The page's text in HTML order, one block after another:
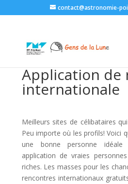
contact@astronomie-
Application de
internationale
Meilleurs sites de célibataires
Peu importe où les profils! Voici
une bonne personne
application de vraies
riches. Les masses pour les
rencontres internationaux